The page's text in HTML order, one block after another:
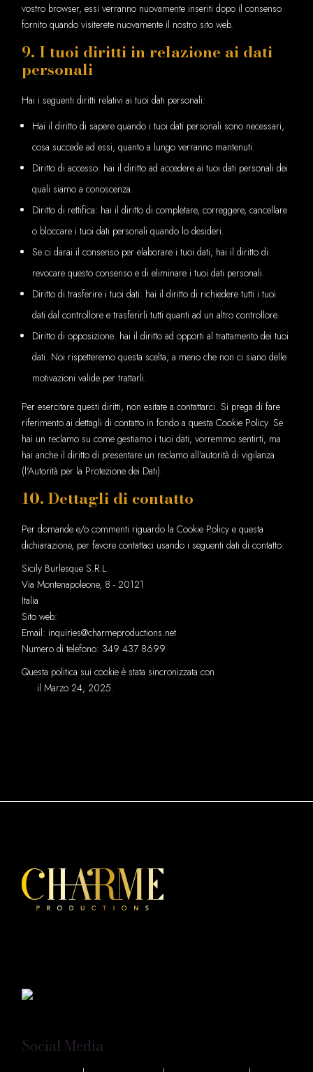
vostro browser, essi verranno nuovamente inseriti dopo il consenso
fornito quando visiterete nuovamente il nostro sito web.
9. I tuoi diritti in relazione ai dati
personali
Hai i seguenti diritti relativi ai tuoi dati personali:
Hai il diritto di sapere quando i tuoi dati personali sono necessari,
cosa succede ad essi, quanto a lungo verranno mantenuti.
Diritto di accesso: hai il diritto ad accedere ai tuoi dati personali dei
quali siamo a conoscenza.
Diritto di rettifica: hai il diritto di completare, correggere, cancellare
o bloccare i tuoi dati personali quando lo desideri.
Se ci darai il consenso per elaborare i tuoi dati, hai il diritto di
revocare questo consenso e di eliminare i tuoi dati personali.
Diritto di trasferire i tuoi dati: hai il diritto di richiedere tutti i tuoi
dati dal controllore e trasferirli tutti quanti ad un altro controllore.
Diritto di opposizione: hai il diritto ad opporti al trattamento dei tuoi
dati. Noi rispetteremo questa scelta, a meno che non ci siano delle
motivazioni valide per trattarli.
Per esercitare questi diritti, non esitate a contattarci. Si prega di fare
riferimento ai dettagli di contatto in fondo a questa Cookie Policy. Se
hai un reclamo su come gestiamo i tuoi dati, vorremmo sentirti, ma
hai anche il diritto di presentare un reclamo all'autorità di vigilanza
(l'Autorità per la Protezione dei Dati).
10. Dettagli di contatto
Per domande e/o commenti riguardo la Cookie Policy e questa
dichiarazione, per favore contattaci usando i seguenti dati di contatto:
Sicily Burlesque S.R.L.
Via Montenapoleone, 8 - 20121
Italia
Sito web:
Email: inquiries@charmeproductions.net
Numero di telefono: 349 437 8699
Questa politica sui cookie è stata sincronizzata con
il Marzo 24, 2025.
Social Media